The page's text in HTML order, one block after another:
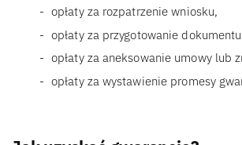
opłaty za rozpatrzenie wniosku,
opłaty za przygotowanie
opłaty za aneksowanie umowy lub
opłaty za wystawienie promesy